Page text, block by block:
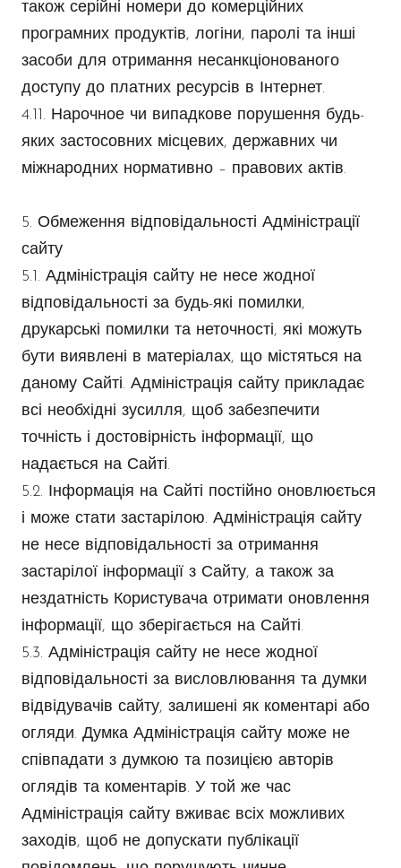
також серійні номери до комерційних
програмних продуктів, логіни, паролі та інші
засоби для отримання несанкціонованого
доступу до платних ресурсів в Інтернет.
4.11. Нарочное чи випадкове порушення будь-
яких застосовних місцевих, державних чи
міжнародних нормативно – правових актів.
5. Обмеження відповідальності Адміністрації
сайту
5.1. Адміністрація сайту не несе жодної
відповідальності за будь-які помилки,
друкарські помилки та неточності, які можуть
бути виявлені в матеріалах, що містяться на
даному Сайті. Адміністрація сайту прикладає
всі необхідні зусилля, щоб забезпечити
точність і достовірність інформації, що
надається на Сайті.
5.2. Інформація на Сайті постійно оновлюється
і може стати застарілою. Адміністрація сайту
не несе відповідальності за отримання
застарілої інформації з Сайту, а також за
нездатність Користувача отримати оновлення
інформації, що зберігається на Сайті.
5.3. Адміністрація сайту не несе жодної
відповідальності за висловлювання та думки
відвідувачів сайту, залишені як коментарі або
огляди. Думка Адміністрація сайту може не
співпадати з думкою та позицією авторів
оглядів та коментарів. У той же час
Адміністрація сайту вживає всіх можливих
заходів, щоб не допускати публікації